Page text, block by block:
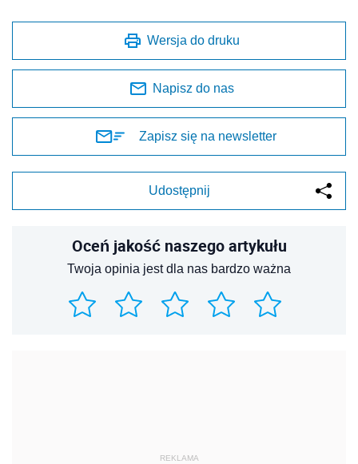
Wersja do druku
Napisz do nas
Zapisz się na newsletter
Udostępnij
Oceń jakość naszego artykułu
Twoja opinia jest dla nas bardzo ważna
REKLAMA